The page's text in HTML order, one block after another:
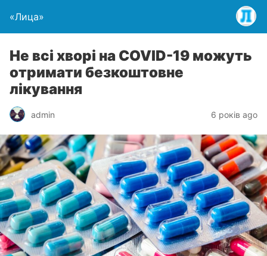
«Лица»
Не всі хворі на COVID-19 можуть
отримати безкоштовне
лікування
admin 6 років ago